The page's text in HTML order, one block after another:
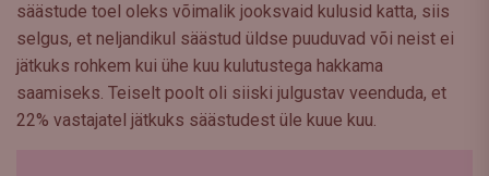
säästude toel oleks võimalik jooksvaid kulusid katta, siis
selgus, et neljandikul säästud üldse puuduvad või neist ei
jätkuks rohkem kui ühe kuu kulutustega hakkama
saamiseks. Teiselt poolt oli siiski julgustav veenduda, et
22% vastajatel jätkuks säästudest üle kuue kuu.